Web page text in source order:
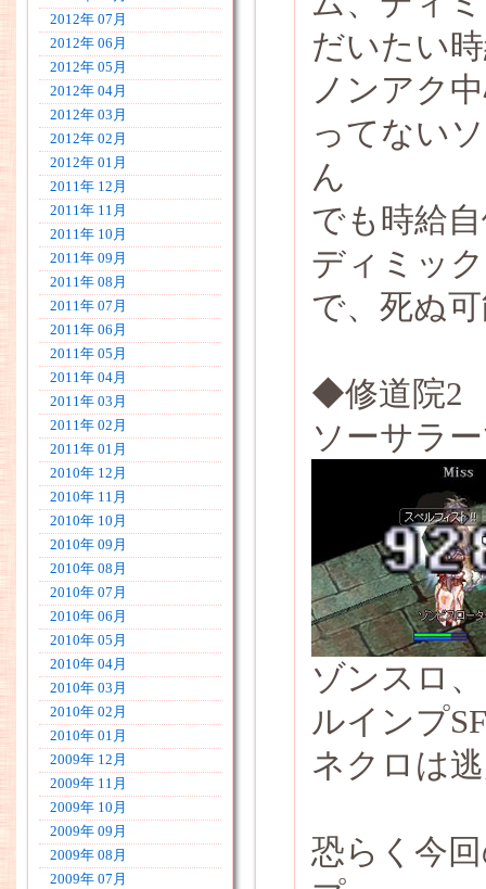
2012年 07月
2012年 06月
2012年 05月
2012年 04月
2012年 03月
2012年 02月
2012年 01月
2011年 12月
2011年 11月
2011年 10月
2011年 09月
2011年 08月
2011年 07月
2011年 06月
2011年 05月
2011年 04月
2011年 03月
2011年 02月
2011年 01月
2010年 12月
2010年 11月
2010年 10月
2010年 09月
2010年 08月
2010年 07月
2010年 06月
2010年 05月
2010年 04月
2010年 03月
2010年 02月
2010年 01月
2009年 12月
2009年 11月
2009年 10月
2009年 09月
2009年 08月
2009年 07月
だいたい
ノンアク
ってない
ん
でも時給
ディミッ
で、死ぬ
◆修道院2
ソーサラ
ゾンスロ
ルインプ
ネクロは
恐らく今